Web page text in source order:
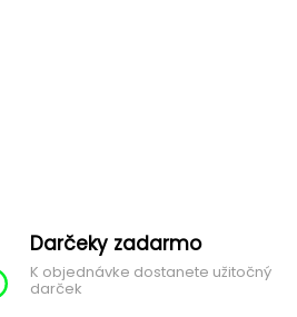
Darčeky zadarmo
K objednávke dostanete užitočný
darček